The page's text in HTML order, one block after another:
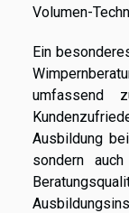
Volumen-
Ein
umfassend
Ausbildung
sondern